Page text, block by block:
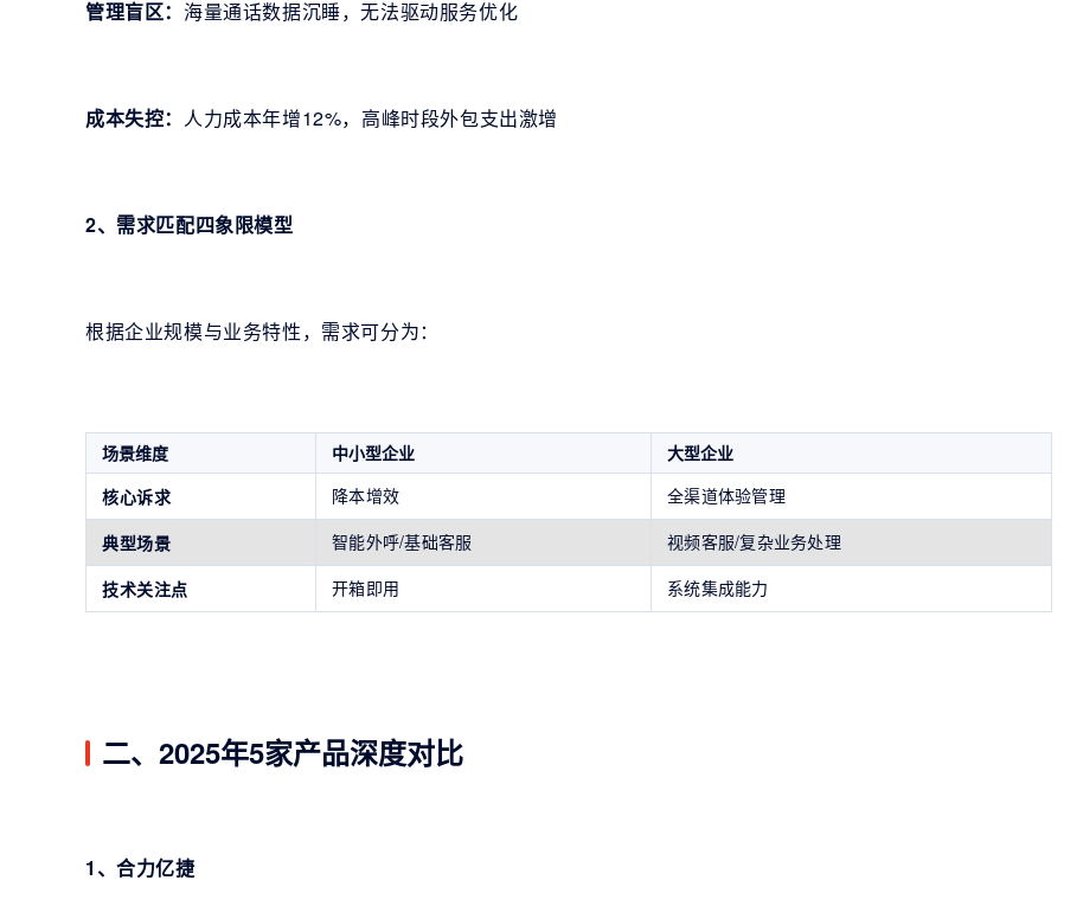
管理盲区： 海量通话数据沉睡，无法驱动服务优化
成本失控： 人力成本年增12%，高峰时段外包支出激增
2、需求匹配四象限模型
根据企业规模与业务特性，需求可分为：
场景维度 中小型企业
大型企业
核心诉求
降本增效
全渠道体验管理
典型场景
智能外呼/基础客服
视频客服/复杂业务处理
技术关注点
开箱即用 系统集成能力
二、2025年5家产品深度对比
1、合力亿捷